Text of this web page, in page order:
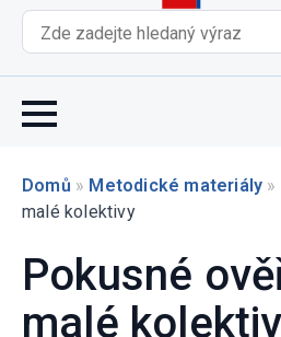
Domů » Metodické materiály »
malé kolektivy
Pokusné
malé